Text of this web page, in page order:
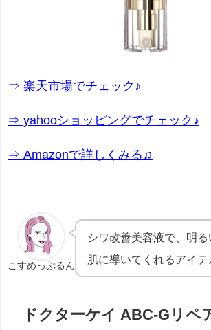
⇒ 楽天市場でチェック♪
⇒ yahooショッピングでチェック♪
⇒ Amazonで詳しくみる♫
こすめっぷるん
シワ改善美容液で、 明る
肌に導いてくれるアイテ
ドクターケイ ABC-Gリペ